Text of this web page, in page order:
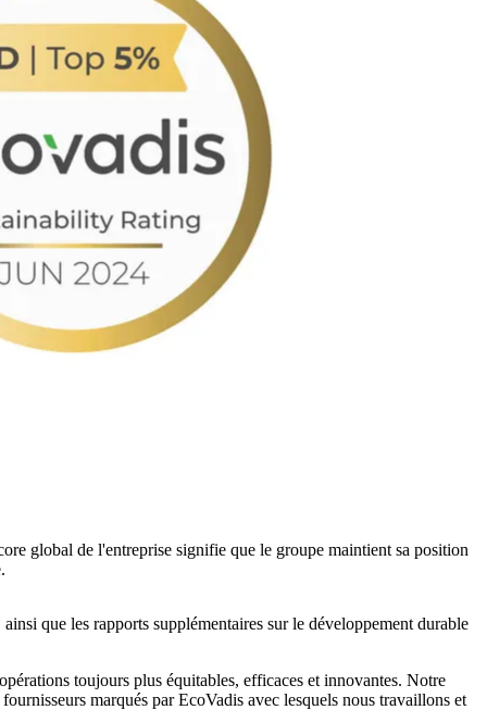
global de l'entreprise signifie que le groupe maintient sa position
que les rapports supplémentaires sur le développement durable
toujours plus équitables, efficaces et innovantes. Notre
marqués par EcoVadis avec lesquels nous travaillons et